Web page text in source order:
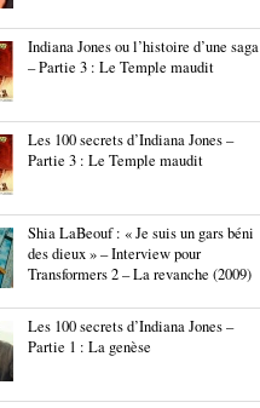
Indiana Jones ou l’histoire d’une saga
– Partie 3 : Le Temple maudit
Les 100 secrets d’Indiana Jones –
Partie 3 : Le Temple maudit
Shia LaBeouf : « Je suis un gars béni
des dieux » – Interview pour
Transformers 2 – La revanche (2009)
Les 100 secrets d’Indiana Jones –
Partie 1 : La genèse